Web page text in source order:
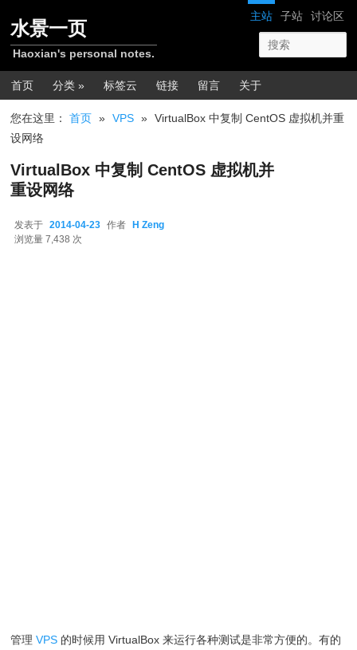
网站导航
主站 子站 讨论区
水景一页
Haoxian's personal notes.
主菜单
首页 分类 » 标签云 链接 留言 关于
您在这里：首页 » VPS » VirtualBox 中复制 CentOS 虚拟机并重
设网络
VirtualBox 中复制 CentOS 虚拟机并
重设网络
发表于 2014-04-23 作者 H Zeng
浏览量 7,438 次
管理VPS 的时候用 VirtualBox 来运行各种测试是非常方便的。有的